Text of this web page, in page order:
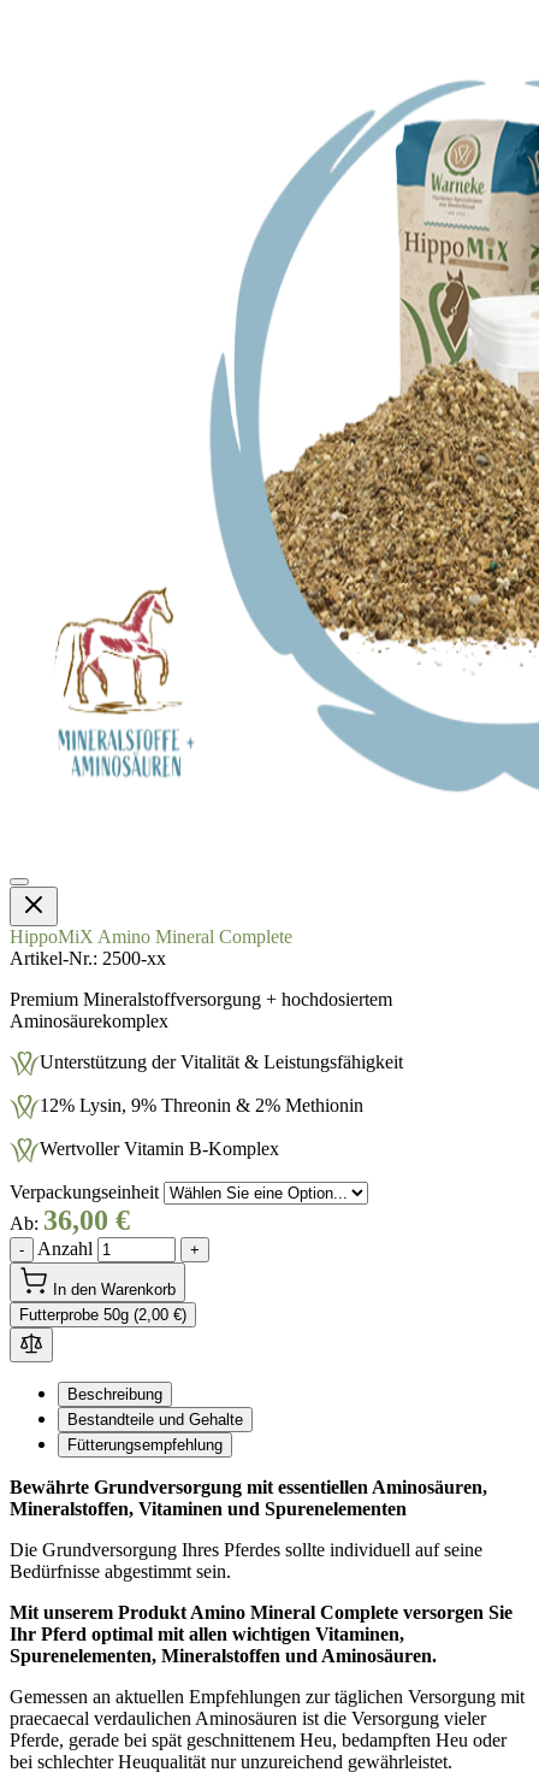
HippoMiX Amino Mineral Complete
Artikel-Nr. 2500-xx
Premium Mineralstoffversorgung + hochdosiertem
Aminosäurekomplex
Unterstützung der Vitalität & Leistungsfähigkeit
12% Lysin, 9% Threonin & 2% Methionin
Wertvoller Vitamin B-Komplex
Verpackungseinheit
Ab: 36,00 €
- Anzahl +
In den Warenkorb
Futterprobe 50g (2,00 €)
Beschreibung
Bestandteile und Gehalte
Fütterungsempfehlung
Bewährte Grundversorgung mit essentiellen Aminosäuren,
Mineralstoffen, Vitaminen und Spurenelementen
Die Grundversorgung Ihres Pferdes sollte individuell auf seine
Bedürfnisse abgestimmt sein.
Mit unserem Produkt Amino Mineral Complete versorgen Sie
Ihr Pferd optimal mit allen wichtigen Vitaminen,
Spurenelementen, Mineralstoffen und Aminosäuren.
Gemessen an aktuellen Empfehlungen zur täglichen Versorgung mit
praecaecal verdaulichen Aminosäuren ist die Versorgung vieler
Pferde, gerade bei spät geschnittenem Heu, bedampften Heu oder
bei schlechter Heuqualität nur unzureichend gewährleistet.